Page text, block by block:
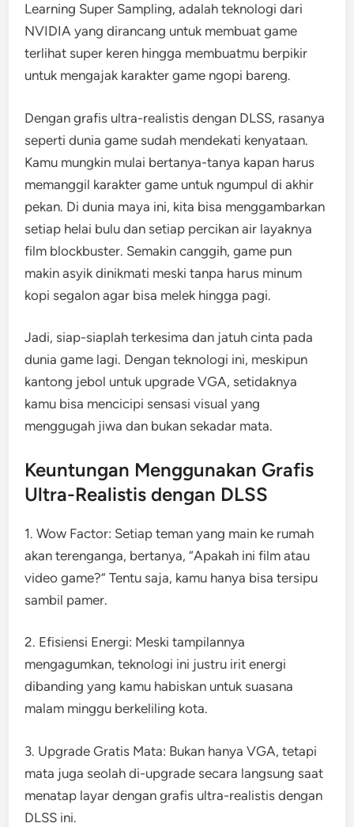
Learning Super Sampling, adalah teknologi dari
NVIDIA yang dirancang untuk membuat game
terlihat super keren hingga membuatmu berpikir
untuk mengajak karakter game ngopi bareng.
Dengan grafis ultra-realistis dengan DLSS, rasanya
seperti dunia game sudah mendekati kenyataan.
Kamu mungkin mulai bertanya-tanya kapan harus
memanggil karakter game untuk ngumpul di akhir
pekan. Di dunia maya ini, kita bisa menggambarkan
setiap helai bulu dan setiap percikan air layaknya
film blockbuster. Semakin canggih, game pun
makin asyik dinikmati meski tanpa harus minum
kopi segalon agar bisa melek hingga pagi.
Jadi, siap-siaplah terkesima dan jatuh cinta pada
dunia game lagi. Dengan teknologi ini, meskipun
kantong jebol untuk upgrade VGA, setidaknya
kamu bisa mencicipi sensasi visual yang
menggugah jiwa dan bukan sekadar mata.
Keuntungan Menggunakan Grafis
Ultra-Realistis dengan DLSS
1. Wow Factor: Setiap teman yang main ke rumah
akan terenganga, bertanya, “Apakah ini film atau
video game?” Tentu saja, kamu hanya bisa tersipu
sambil pamer.
2. Efisiensi Energi: Meski tampilannya
mengagumkan, teknologi ini justru irit energi
dibanding yang kamu habiskan untuk suasana
malam minggu berkeliling kota.
3. Upgrade Gratis Mata: Bukan hanya VGA, tetapi
mata juga seolah di-upgrade secara langsung saat
menatap layar dengan grafis ultra-realistis dengan
DLSS ini.